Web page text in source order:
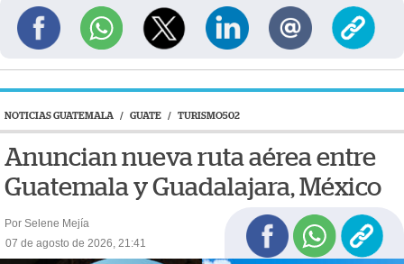
NOTICIAS GUATEMALA / GUATE / TURISMO502
Anuncian nueva ruta aérea entre
Guatemala y Guadalajara, México
Por Selene Mejía
07 de agosto de 2026, 21:41